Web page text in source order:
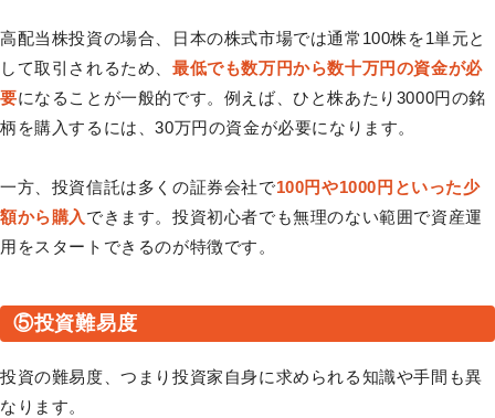
高配当株投資の場合、日本の株式市場では通常100株を1単元と
して取引されるため、 最低でも数万円から数十万円の資金が必
要になることが一般的です。例えば、ひと株あたり3000円の銘
柄を購入するには、30万円の資金が必要になります。
一方、投資信託は多くの証券会社で100円や1000円といった少
額から購入 できます。投資初心者でも無理のない範囲で資産運
用をスタートできるのが特徴です。
⑤投資難易度
投資の難易度、つまり投資家自身に求められる知識や手間も異
なります。